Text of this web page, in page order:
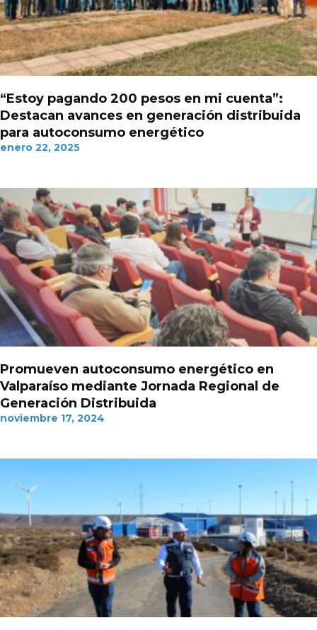
“Estoy pagando 200 pesos en mi cuenta”:
Destacan avances en generación distribuida
para autoconsumo energético
enero 22, 2025
Promueven autoconsumo energético en
Valparaíso mediante Jornada Regional de
Generación Distribuida
noviembre 17, 2024